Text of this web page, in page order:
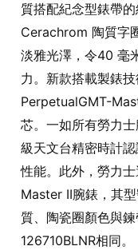
質搭配紀念型錶帶
Cerachrom 陶質字
淡雅光澤，令40 毫
力。新款搭載製錶
PerpetualGMT-
芯。一如所有勞力
級天文台精密時計
性能。此外，勞力
Master II腕錶，其
質、陶瓷圈顏色與
126710BLNR相同。